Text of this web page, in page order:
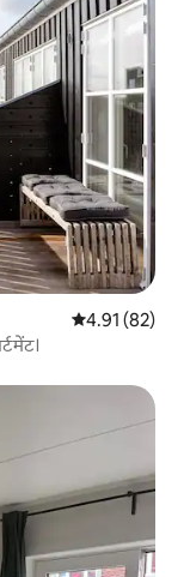
औसत रेटिंग 5 में
4.91 (82)